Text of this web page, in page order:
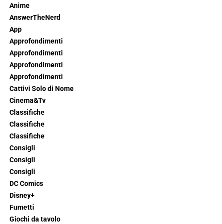
Anime
AnswerTheNerd
App
Approfondimenti
Approfondimenti
Approfondimenti
Approfondimenti
Cattivi Solo di Nome
Cinema&Tv
Classifiche
Classifiche
Classifiche
Consigli
Consigli
Consigli
DC Comics
Disney+
Fumetti
Giochi da tavolo